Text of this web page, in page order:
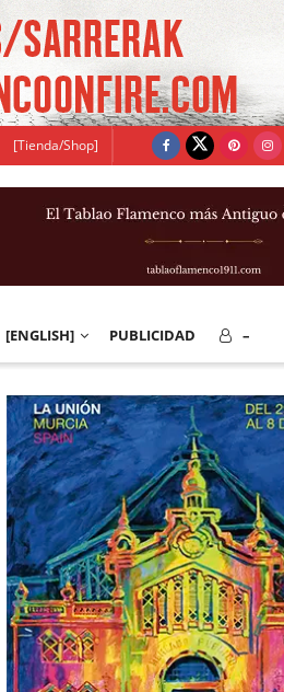
[Tienda/Shop]
[ENGLISH] PUBLICIDAD –